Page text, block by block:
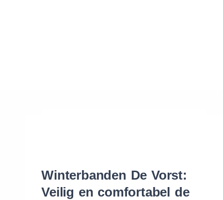
Winterbanden De Vorst:
Veilig en comfortabel de